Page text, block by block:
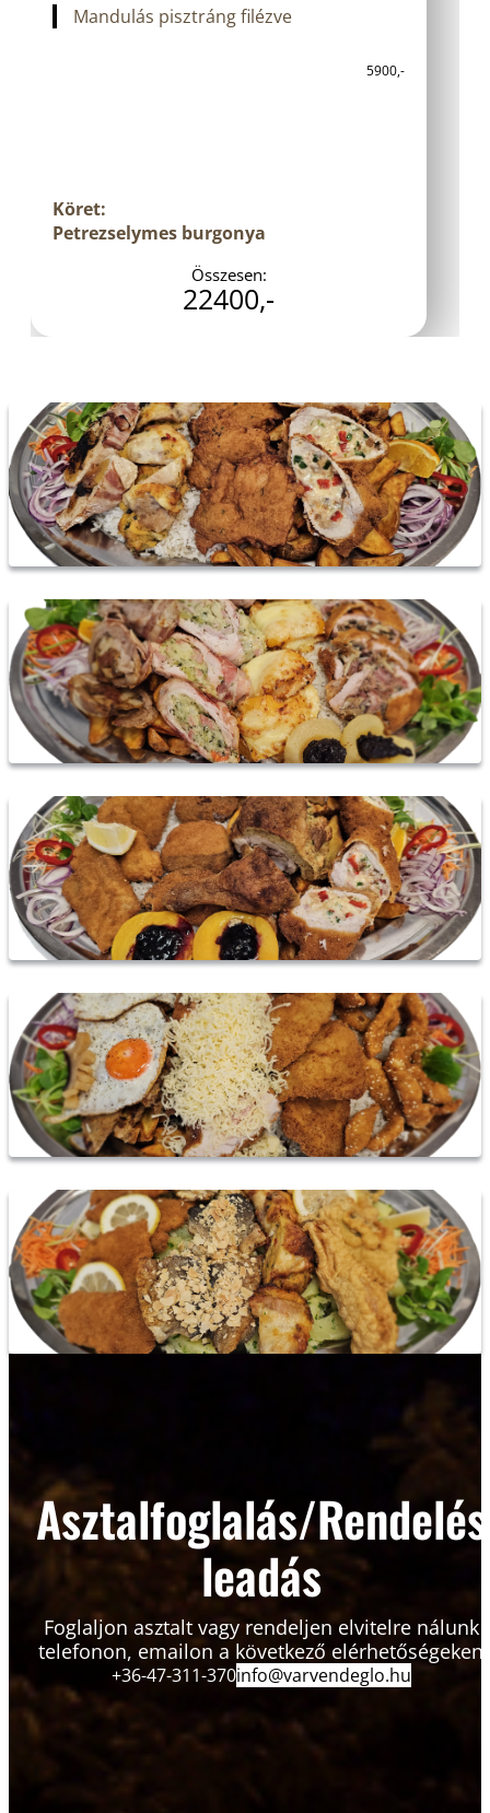
Mandulás pisztráng filézve
5900,-
Köret:
Petrezselymes burgonya
Összesen:
22400,-
Asztalfoglalás/Rendelés
leadás
Foglaljon asztalt vagy rendeljen elvitelre nálunk
telefonon, emailon a következő elérhetőségeken
+36-47-311-370info@varvendeglo.hu